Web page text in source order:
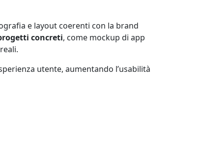
e layout coerenti con la brand
concreti, come mockup di app
utente, aumentando l’usabilità